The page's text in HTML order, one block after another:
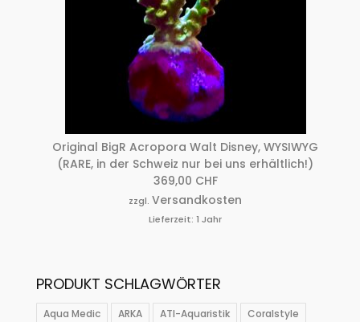
Original BigR Acropora Walt Disney, WYSIWYG
(RARE, in der Schweiz nur bei uns erhältlich!)
369,00 CHF
zzgl.Versandkosten
Lieferzeit:1 Jahr
PRODUKT SCHLAGWÖRTER
Aqua Medic ARKA ATI-Aquaristik
Coralstyle